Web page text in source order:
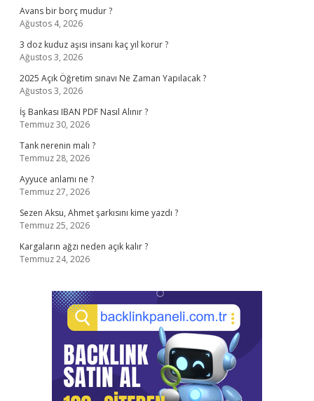
Avans bir borç mudur ?
Ağustos 4, 2026
3 doz kuduz aşısı insanı kaç yıl korur ?
Ağustos 3, 2026
2025 Açık Öğretim sınavı Ne Zaman Yapılacak ?
Ağustos 3, 2026
İş Bankası IBAN PDF Nasıl Alınır ?
Temmuz 30, 2026
Tank nerenin malı ?
Temmuz 28, 2026
Ayyuce anlamı ne ?
Temmuz 27, 2026
Sezen Aksu, Ahmet şarkısını kime yazdı ?
Temmuz 25, 2026
Kargaların ağzı neden açık kalır ?
Temmuz 24, 2026